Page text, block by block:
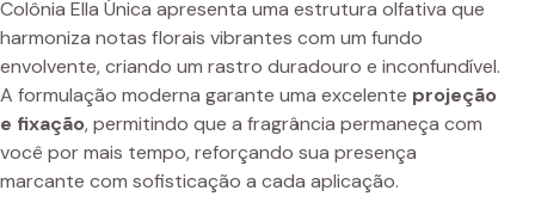
Colônia Ella Única apresenta uma estrutura olfativa que
harmoniza notas florais vibrantes com um fundo
envolvente, criando um rastro duradouro e inconfundível.
A formulação moderna garante uma excelente projeção
e fixação, permitindo que a fragrância permaneça com
você por mais tempo, reforçando sua presença
marcante com sofisticação a cada aplicação.